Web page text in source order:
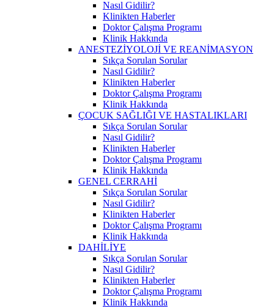
Nasıl Gidilir?
Klinikten Haberler
Doktor Çalışma Programı
Klinik Hakkında
ANESTEZİYOLOJİ VE REANİMASYON
Sıkça Sorulan Sorular
Nasıl Gidilir?
Klinikten Haberler
Doktor Çalışma Programı
Klinik Hakkında
ÇOCUK SAĞLIĞI VE HASTALIKLARI
Sıkça Sorulan Sorular
Nasıl Gidilir?
Klinikten Haberler
Doktor Çalışma Programı
Klinik Hakkında
GENEL CERRAHİ
Sıkça Sorulan Sorular
Nasıl Gidilir?
Klinikten Haberler
Doktor Çalışma Programı
Klinik Hakkında
DAHİLİYE
Sıkça Sorulan Sorular
Nasıl Gidilir?
Klinikten Haberler
Doktor Çalışma Programı
Klinik Hakkında